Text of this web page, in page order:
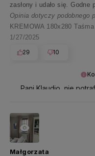
Pani Klaudio, nie
zasłony i udało się. Godne
Opinia dotyczy podobnego
KREMOWA 180x280 Taśma
1/27/2025
29
10
Małgorzata